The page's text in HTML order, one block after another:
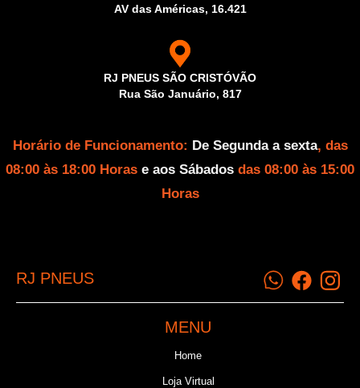
AV das Américas, 16.421
RJ PNEUS SÃO CRISTÓVÃO
Rua São Januário, 817
Horário de Funcionamento: De Segunda a sexta, das
08:00 às 18:00 Horas e aos Sábados das 08:00 às 15:00
Horas
RJ PNEUS
MENU
Home
Loja Virtual